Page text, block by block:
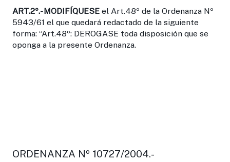
ART.2º.-MODIFÍQUESE el Art.48º de la Ordenanza Nº
5943/61 el que quedará redactado de la siguiente
forma: “Art.48º: DEROGASE toda disposición que se
oponga a la presente Ordenanza.
ORDENANZA Nº 10727/2004.-